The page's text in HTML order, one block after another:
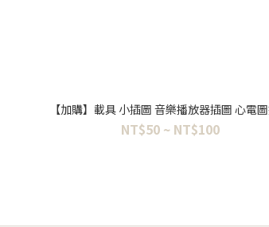
【加購】載具 小插圖 音樂播放器插圖 心電
NT$50 ~ NT$100